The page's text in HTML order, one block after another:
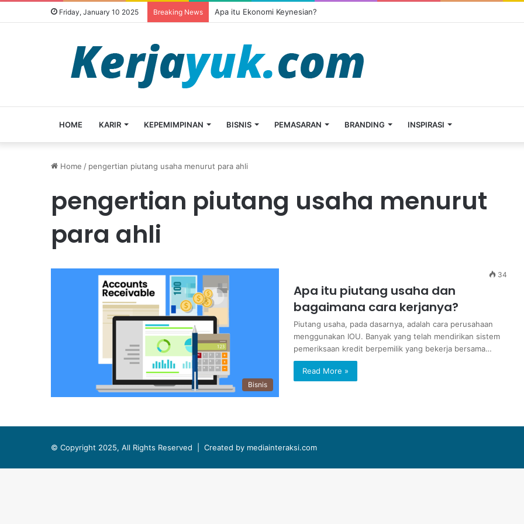
Friday, January 10 2025 Breaking News Apa itu Ekonomi Keynesian?
HOME KARIR KEPEMIMPINAN BISNIS PEMASARAN BRANDING INSPIRASI
Home / pengertian piutang usaha menurut para ahli
pengertian piutang usaha menurut
para ahli
Bisnis
34
Apa itu piutang usaha dan
bagaimana cara kerjanya?
Piutang usaha, pada dasarnya, adalah cara perusahaan
menggunakan IOU. Banyak yang telah mendirikan sistem
pemeriksaan kredit berpemilik yang bekerja bersama…
Read More »
© Copyright 2025, All Rights Reserved | Created by mediainteraksi.com